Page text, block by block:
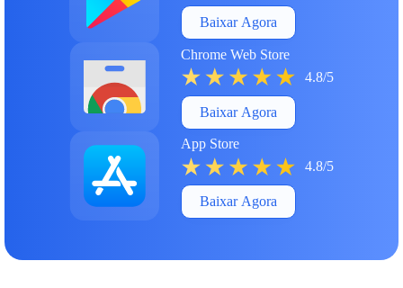
Baixar Agora
Chrome Web Store
4.8/5
Baixar Agora
App Store
4.8/5
Baixar Agora